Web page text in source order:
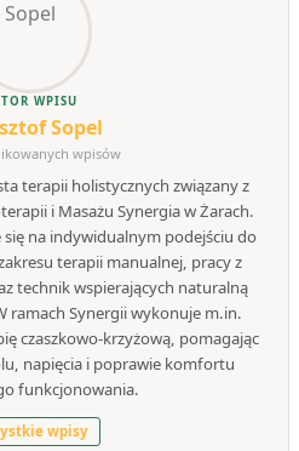
WPISU
Sopel
wpisów
terapii holistycznych związany z
i Masażu Synergia w Żarach.
na indywidualnym podejściu do
terapii manualnej, pracy z
technik wspierających naturalną
ramach Synergii wykonuje m.in.
czaszkowo-krzyżową, pomagając
napięcia i poprawie komfortu
funkcjonowania.
wpisy